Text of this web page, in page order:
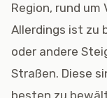
Region, rund um
Allerdings ist zu
oder andere
Straßen. Diese
besten zu